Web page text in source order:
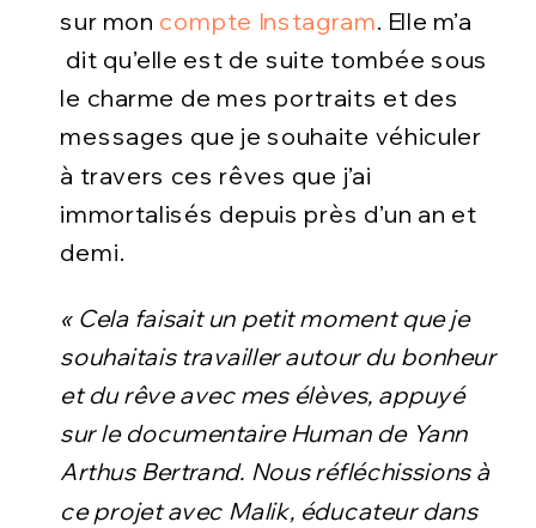
sur mon compte Instagram. Elle m’a
dit qu’elle est de suite tombée sous
le charme de mes portraits et des
messages que je souhaite véhiculer
à travers ces rêves que j’ai
immortalisés depuis près d’un an et
demi.
« Cela faisait un petit moment que je
souhaitais travailler autour du bonheur
et du rêve avec mes élèves, appuyé
sur le documentaire Human de Yann
Arthus Bertrand. Nous réfléchissions à
ce projet avec Malik, éducateur dans